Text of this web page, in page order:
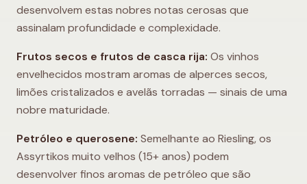
desenvolvem estas nobres notas cerosas que
assinalam profundidade e complexidade.
Frutos secos e frutos de casca rija: Os vinhos
envelhecidos mostram aromas de alperces secos,
limões cristalizados e avelãs torradas — sinais de uma
nobre maturidade.
Petróleo e querosene: Semelhante ao Riesling, os
Assyrtikos muito velhos (15+ anos) podem
desenvolver finos aromas de petróleo que são